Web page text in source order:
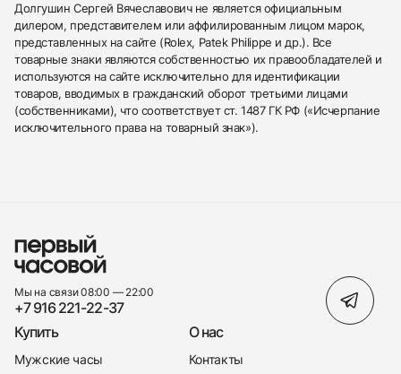
Долгушин Сергей Вячеславович не является официальным
дилером, представителем или аффилированным лицом марок,
представленных на сайте (Rolex, Patek Philippe и др.). Все
товарные знаки являются собственностью их правообладателей и
используются на сайте исключительно для идентификации
товаров, вводимых в гражданский оборот третьими лицами
(собственниками), что соответствует ст. 1487 ГК РФ («Исчерпание
исключительного права на товарный знак»).
Мы на связи 08:00 — 22:00
+7 916 221-22-37
Купить
Мужские часы
О нас
Контакты